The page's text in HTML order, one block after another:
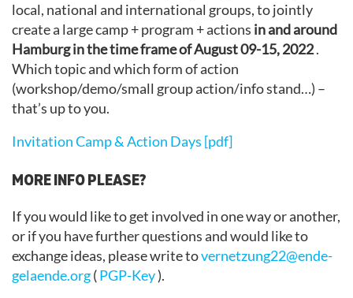
local, national and international groups, to jointly
create a large camp + program + actions in and around
Hamburg in the time frame of August 09-15, 2022.
Which topic and which form of action
(workshop/demo/small group action/info stand…) –
that’s up to you.
Invitation Camp & Action Days [pdf]
MORE INFO PLEASE?
If you would like to get involved in one way or another,
or if you have further questions and would like to
exchange ideas, please write tovernetzung22@ende-
gelaende.org(PGP-Key).